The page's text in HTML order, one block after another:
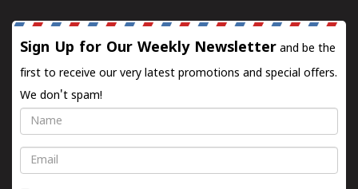
Sign Up for Our Weekly Newsletter and be the
first to receive our very latest promotions and special offers.
We don't spam!
Name
Email